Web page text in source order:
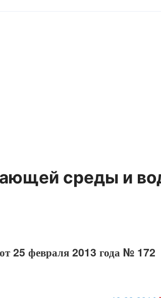
среды и
25 февраля 2013 года № 172